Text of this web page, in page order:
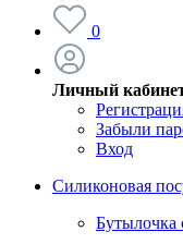
0
Личный
Забыли
Вход
Силиконовая
Бутылочка